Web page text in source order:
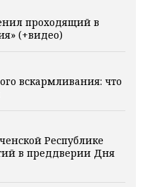
проходящий в
(+видео)
вскармливания: что
Республике
в преддверии Дня